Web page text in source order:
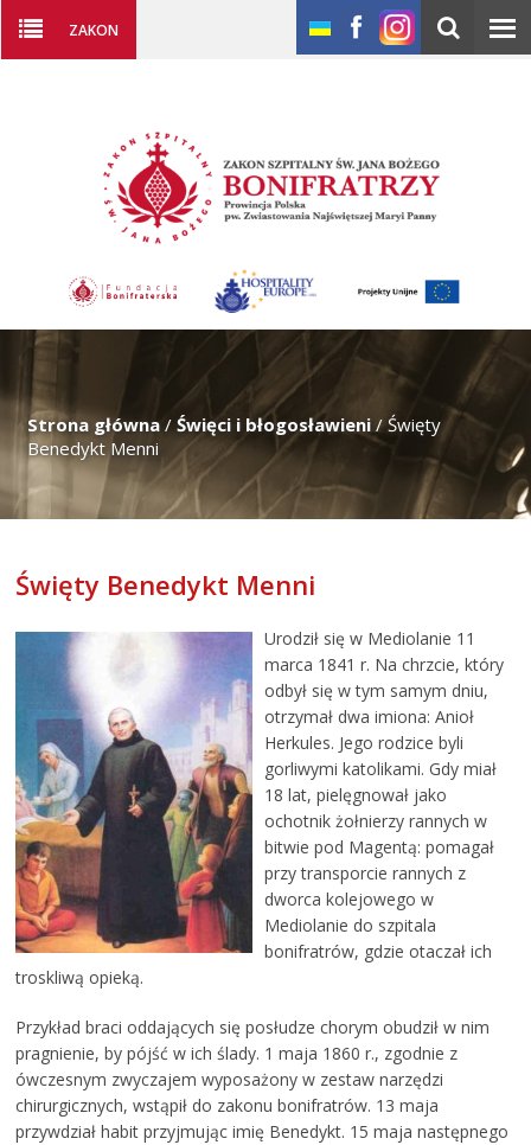
ZAKON
Strona główna /Święci i błogosławieni /Święty
Benedykt Menni
Święty Benedykt Menni
Urodził się w Mediolanie 11
marca 1841 r. Na chrzcie, który
odbył się w tym samym dniu,
otrzymał dwa imiona: Anioł
Herkules. Jego rodzice byli
gorliwymi katolikami. Gdy miał
18 lat, pielęgnował jako
ochotnik żołnierzy rannych w
bitwie pod Magentą: pomagał
przy transporcie rannych z
dworca kolejowego w
Mediolanie do szpitala
bonifratrów, gdzie otaczał ich
troskliwą opieką.
Przykład braci oddających się posłudze chorym obudził w nim
pragnienie, by pójść w ich ślady. 1 maja 1860 r., zgodnie z
ówczesnym zwyczajem wyposażony w zestaw narzędzi
chirurgicznych, wstąpił do zakonu bonifratrów. 13 maja
przywdział habit przyjmując imię Benedykt. 15 maja następnego